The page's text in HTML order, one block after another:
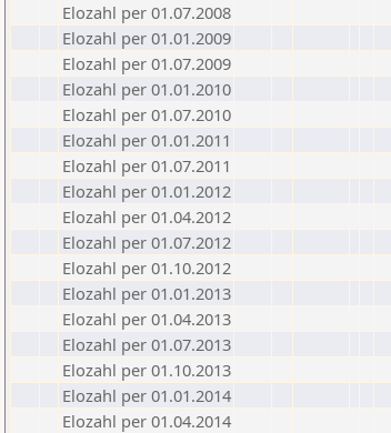
Elozahl per 01.07.2008
Elozahl per 01.01.2009
Elozahl per 01.07.2009
Elozahl per 01.01.2010
Elozahl per 01.07.2010
Elozahl per 01.01.2011
Elozahl per 01.07.2011
Elozahl per 01.01.2012
Elozahl per 01.04.2012
Elozahl per 01.07.2012
Elozahl per 01.10.2012
Elozahl per 01.01.2013
Elozahl per 01.04.2013
Elozahl per 01.07.2013
Elozahl per 01.10.2013
Elozahl per 01.01.2014
Elozahl per 01.04.2014